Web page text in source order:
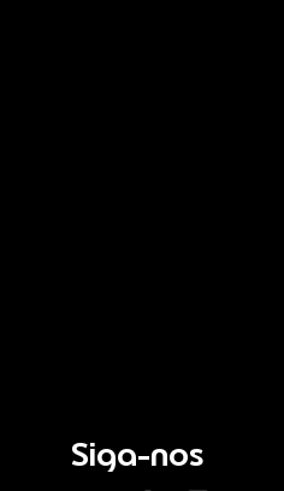
Siga-nos